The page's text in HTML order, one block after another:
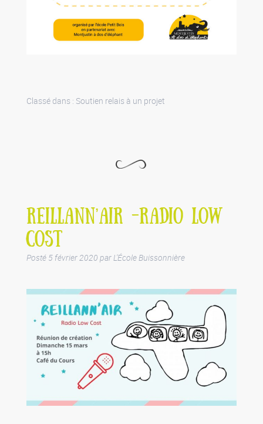
Classé dans : Soutien relais à un projet
REILLANN’AIR -RADIO LOW
COST
Posté 5 février 2020 par L'École Buissonnière